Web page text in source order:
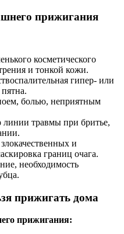
прижигания
косметического
и тонкой кожи.
гипер- или
болью, неприятным
линии травмы при бритье,
и
границ очага.
необходимость
прижигать дома
прижигания: